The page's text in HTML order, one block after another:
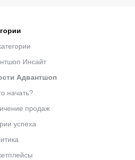
Инсайт
Адвантшоп
начать?
продаж
успеха